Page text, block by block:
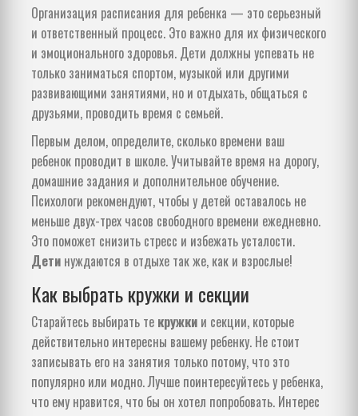
Организация расписания для ребенка — это серьезный
и ответственный процесс. Это важно для их физического
и эмоционального здоровья. Дети должны успевать не
только заниматься спортом, музыкой или другими
развивающими занятиями, но и отдыхать, общаться с
друзьями, проводить время с семьей.
Первым делом, определите, сколько времени ваш
ребенок проводит в школе. Учитывайте время на дорогу,
домашние задания и дополнительное обучение.
Психологи рекомендуют, чтобы у детей оставалось не
меньше двух-трех часов свободного времени ежедневно.
Это поможет снизить стресс и избежать усталости.
Дети нуждаются в отдыхе так же, как и взрослые!
Как выбрать кружки и секции
Старайтесь выбирать те кружки и секции, которые
действительно интересны вашему ребенку. Не стоит
записывать его на занятия только потому, что это
популярно или модно. Лучше поинтересуйтесь у ребенка,
что ему нравится, что бы он хотел попробовать. Интерес